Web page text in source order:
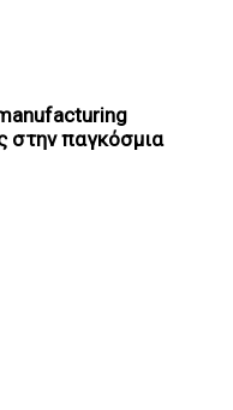
στην παγκόσμια